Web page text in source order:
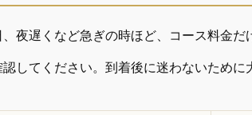
夜遅くなど急ぎの時ほど、コース料金だ
してください。到着後に迷わないために